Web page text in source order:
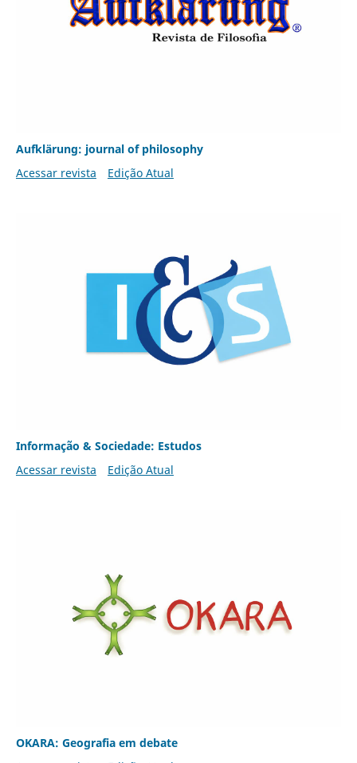
Aufklärung: journal of philosophy
Acessar revista
Edição Atual
Informação & Sociedade: Estudos
Acessar revista
Edição Atual
OKARA: Geografia em debate